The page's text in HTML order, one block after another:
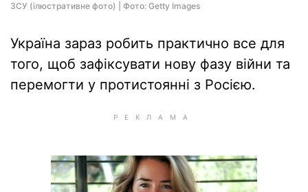
ЗСУ (ілюстративне фото) | Фото: Getty Images
Україна зараз робить практично все для
того, щоб зафіксувати нову фазу війни та
перемогти у протистоянні з Росією.